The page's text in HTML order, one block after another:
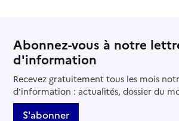
Abonnez-vous à notre
d'information
Recevez gratuitement tous les mois
d'information : actualités, dossier du
S'abonner